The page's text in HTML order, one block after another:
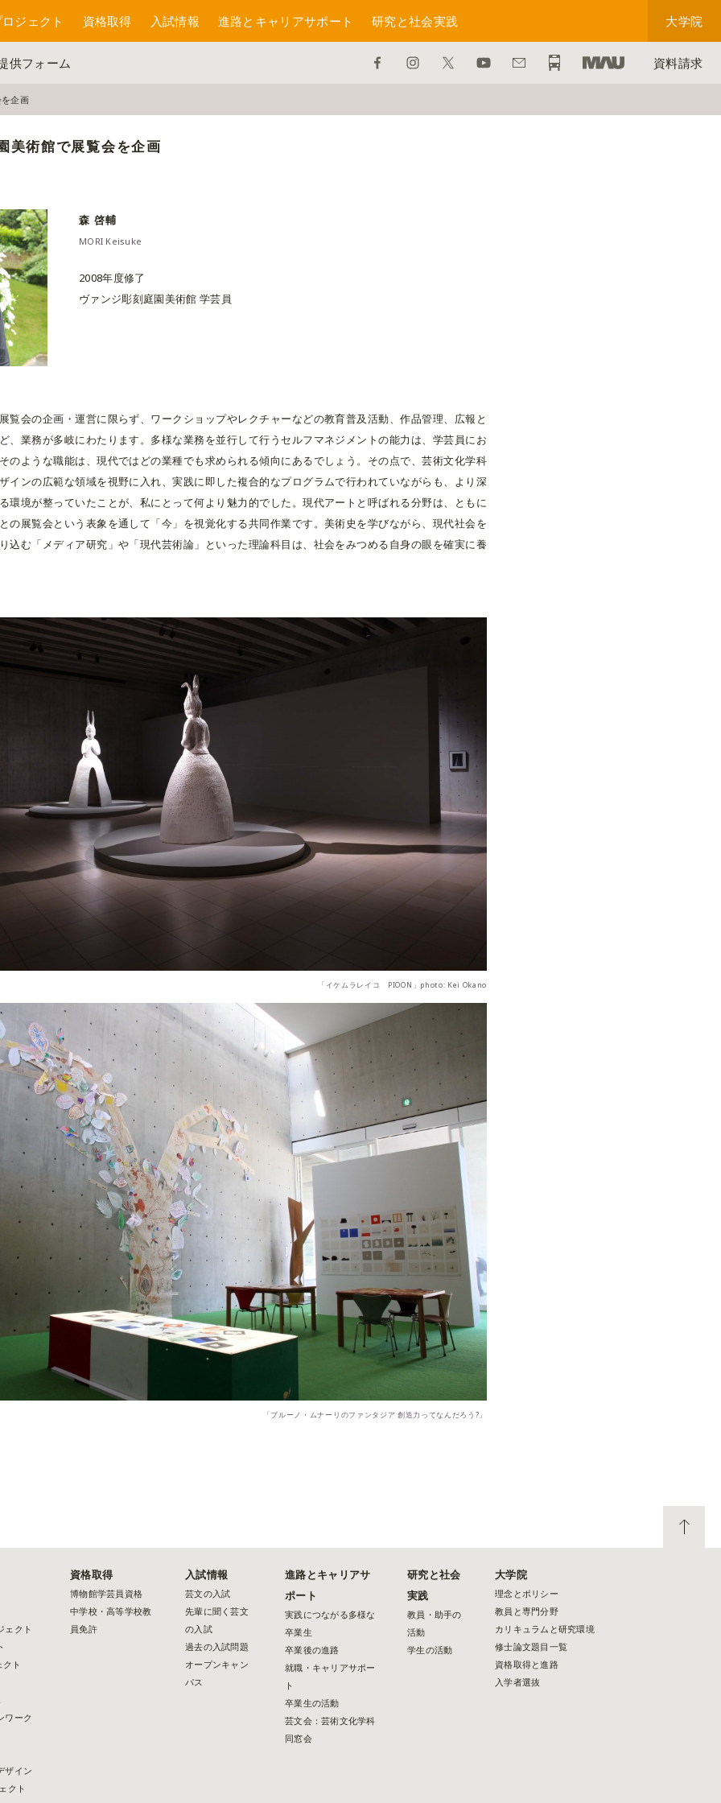
ジェクト 資格取得 入試情報 進路とキャリアサポート 研究と社会実践 大学院
供フォーム 資料請求
企画
美術館で展覧会を企画
森 啓輔
MORI Keisuke
2008年度修了
ヴァンジ彫刻庭園美術館 学芸員
覧会の企画・運営に限らず、ワークショップやレクチャーなどの教育普及活動、作品管理、広報と
、業務が多岐にわたります。多様な業務を並行して行うセルフマネジメントの能力は、学芸員にお
のような職能は、現代ではどの業種でも求められる傾向にあるでしょう。その点で、芸術文化学科
インの広範な領域を視野に入れ、実践に即した複合的なプログラムで行われていながらも、より深
環境が整っていたことが、私にとって何より魅力的でした。現代アートと呼ばれる分野は、ともに
の展覧会という表象を通して「今」を視覚化する共同作業です。美術史を学びながら、現代社会を
込む「メディア研究」や「現代芸術論」といった理論科目は、社会をみつめる自身の眼を確実に養
「イケムラレイコ PIOON」photo: Kei Okano
「ブルーノ・ムナーリのファンタジア 創造力ってなんだろう?」
ェクト
ト
ワーク
ザイン
クト
資格取得
博物館学芸員資格
中学校・高等学校教
員免許
入試情報
芸文の入試
先輩に聞く芸文
の入試
過去の入試問題
オープンキャン
パス
進路とキャリアサ
ポート
実践につながる多様な
卒業生
卒業後の進路
就職・キャリアサポー
ト
卒業生の活動
芸文会：芸術文化学科
同窓会
研究と社会
実践
教員・助手の
活動
学生の活動
大学院
理念とポリシー
教員と専門分野
カリキュラムと研究環境
修士論文題目一覧
資格取得と進路
入学者選抜